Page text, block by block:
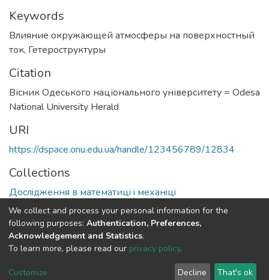
Keywords
Влияние окружающей атмосферы на поверхностный
ток, Гетероструктуры
Citation
Вісник Одеського національного університету = Odesa
National University Herald
URI
https://dspace.onu.edu.ua/handle/123456789/12834
Collections
Дослiдження в математицi i механiцi
Full item page
DSpace software copyright © 2009-2026
Cookie
End User
Send
We collect and process your personal information for the
following purposes: Authentication, Preferences,
Acknowledgement and Statistics.
To learn more, please read our privacy policy.
Customize Decline That's ok